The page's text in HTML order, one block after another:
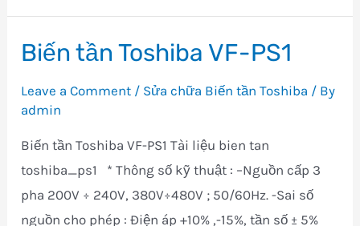
VF-
Biến tần Toshiba VF-PS1
Leave a Comment / Sửa chữa Biến tần Toshiba / By
admin
Biến tần Toshiba VF-PS1 Tài liệu bien tan
toshiba_ps1 * Thông số kỹ thuật : –Nguồn cấp 3
pha 200V ÷ 240V, 380V÷480V ; 50/60Hz. -Sai số
nguồn cho phép : Điện áp +10% ,-15%, tần số ± 5%